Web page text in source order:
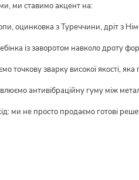
ми ставимо акцент на:
оцинковка з Туреччини, дріт з
із заворотом навколо дроту
точкову зварку високої якості,
антивібраційну гуму між
ми не просто продаємо готові